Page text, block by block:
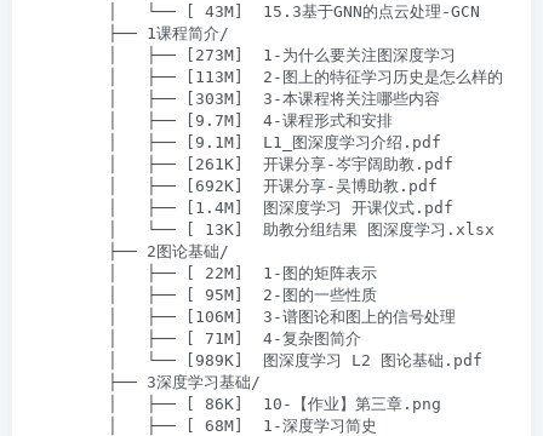
        │   └── [ 43M]  15.3基于GNN的点云处理-GCN
        ├── 1课程简介/
        │   ├── [273M]  1-为什么要关注图深度学习
        │   ├── [113M]  2-图上的特征学习历史是怎么样的
        │   ├── [303M]  3-本课程将关注哪些内容
        │   ├── [9.7M]  4-课程形式和安排
        │   ├── [9.1M]  L1_图深度学习介绍.pdf
        │   ├── [261K]  开课分享-岑宇阔助教.pdf
        │   ├── [692K]  开课分享-吴博助教.pdf
        │   ├── [1.4M]  图深度学习 开课仪式.pdf
        │   └── [ 13K]  助教分组结果 图深度学习.xlsx
        ├── 2图论基础/
        │   ├── [ 22M]  1-图的矩阵表示
        │   ├── [ 95M]  2-图的一些性质
        │   ├── [106M]  3-谱图论和图上的信号处理
        │   ├── [ 71M]  4-复杂图简介
        │   └── [989K]  图深度学习 L2 图论基础.pdf
        ├── 3深度学习基础/
        │   ├── [ 86K]  10-【作业】第三章.png
        │   ├── [ 68M]  1-深度学习简史